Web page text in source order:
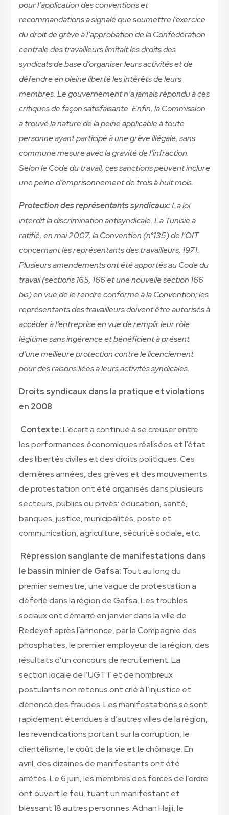
pour l’application des conventions et
recommandations a signalé que soumettre l’exercice
du droit de grève à l’approbation de la Confédération
centrale des travailleurs limitait les droits des
syndicats de base d’organiser leurs activités et de
défendre en pleine liberté les intérêts de leurs
membres. Le gouvernement n’a jamais répondu à ces
critiques de façon satisfaisante. Enfin, la Commission
a trouvé la nature de la peine applicable à toute
personne ayant participé à une grève illégale, sans
commune mesure avec la gravité de l’infraction.
Selon le Code du travail, ces sanctions peuvent inclure
une peine d’emprisonnement de trois à huit mois.
Protection des représentants syndicaux:La loi
interdit la discrimination antisyndicale. La Tunisie a
ratifié, en mai 2007, la Convention (n°135) de l’OIT
concernant les représentants des travailleurs, 1971.
Plusieurs amendements ont été apportés au Code du
travail (sections 165, 166 et une nouvelle section 166
bis) en vue de le rendre conforme à la Convention; les
représentants des travailleurs doivent être autorisés à
accéder à l’entreprise en vue de remplir leur rôle
légitime sans ingérence et bénéficient à présent
d’une meilleure protection contre le licenciement
pour des raisons liées à leurs activités syndicales.
Droits syndicaux dans la pratique et violations
en 2008
Contexte:L’écart a continué à se creuser entre
les performances économiques réalisées et l’état
des libertés civiles et des droits politiques. Ces
dernières années, des grèves et des mouvements
de protestation ont été organisés dans plusieurs
secteurs, publics ou privés: éducation, santé,
banques, justice, municipalités, poste et
communication, agriculture, sécurité sociale, etc.
Répression sanglante de manifestations dans
le bassin minier de Gafsa: Tout au long du
premier semestre, une vague de protestation a
déferlé dans la région de Gafsa. Les troubles
sociaux ont démarré en janvier dans la ville de
Redeyef après l’annonce, par la Compagnie des
phosphates, le premier employeur de la région, des
résultats d’un concours de recrutement. La
section locale de l’UGTT et de nombreux
postulants non retenus ont crié à l’injustice et
dénoncé des fraudes. Les manifestations se sont
rapidement étendues à d’autres villes de la région,
les revendications portant sur la corruption, le
clientélisme, le coût de la vie et le chômage. En
avril, des dizaines de manifestants ont été
arrêtés. Le 6 juin, les membres des forces de l’ordre
ont ouvert le feu, tuant un manifestant et
blessant 18 autres personnes. Adnan Hajji, le